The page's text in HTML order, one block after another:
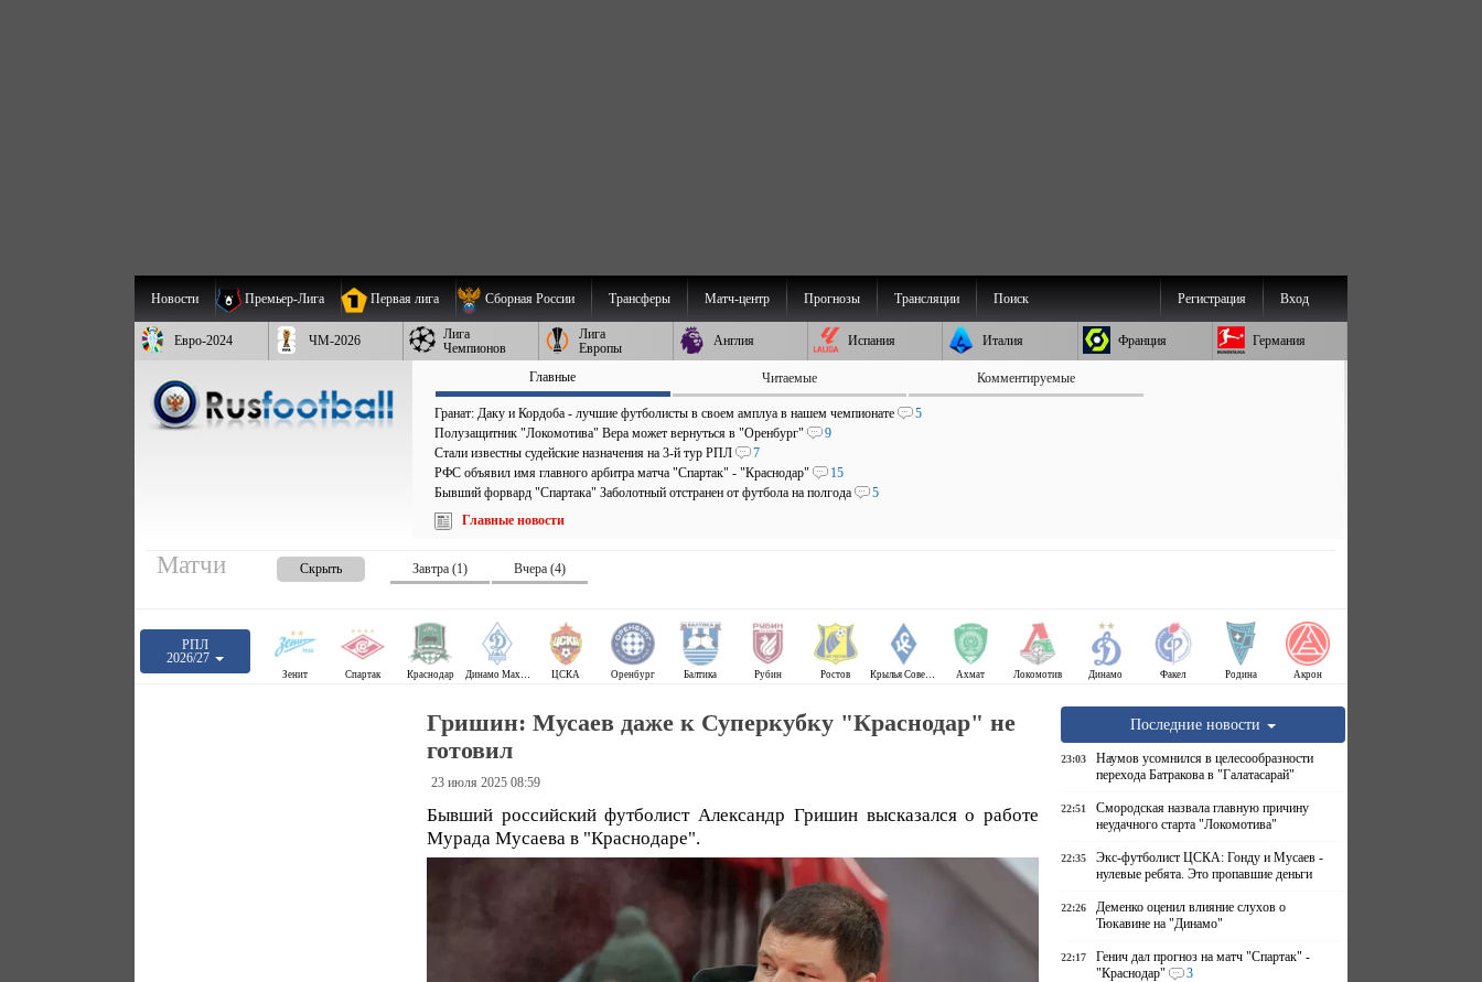
Новости Премьер-Лига Первая лига Сборная России Трансферы Матч-центр Прогнозы Трансляции Поиск Вход
Регистрация
Евро-2024 ЧМ-2026
Лига
Чемпионов
Лига
Европы
Англия Испания Италия Франция Германия
Главные Читаемые Комментируемые
Гранат: Даку и Кордоба - лучшие футболисты в своем амплуа в нашем чемпионате
5
Полузащитник "Локомотива" Вера может вернуться в "Оренбург"
9
Стали известны судейские назначения на 3-й тур РПЛ
7
РФС объявил имя главного арбитра матча "Спартак" - "Краснодар"
15
Бывший форвард "Спартака" Заболотный отстранен от футбола на полгода
5
Главные новости
Матчи Скрыть Завтра (1) Вчера (4)
РПЛ
2026/27
Зенит Спартак Краснодар Динамо Махачкала ЦСКА Оренбург Балтика Рубин Ростов Крылья Советов Ахмат Локомотив Динамо Факел Родина Акрон
Гришин: Мусаев даже к Суперкубку "Краснодар" не
готовил
23 июля 2025 08:59
Бывший российский футболист Александр Гришин высказался о работе
Мурада Мусаева в "Краснодаре".
Последние новости
23:03
Наумов усомнился в целесообразности
перехода Батракова в "Галатасарай"
22:51
Смородская назвала главную причину
неудачного старта "Локомотива"
22:35
Экс-футболист ЦСКА: Гонду и Мусаев -
нулевые ребята. Это пропавшие деньги
22:26
Деменко оценил влияние слухов о
Тюкавине на "Динамо"
22:17
Генич дал прогноз на матч "Спартак" -
"Краснодар"
3